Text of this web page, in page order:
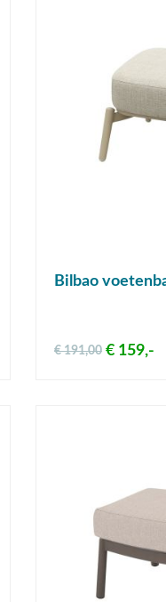
Bilbao
€ 159,-
€ 191,00